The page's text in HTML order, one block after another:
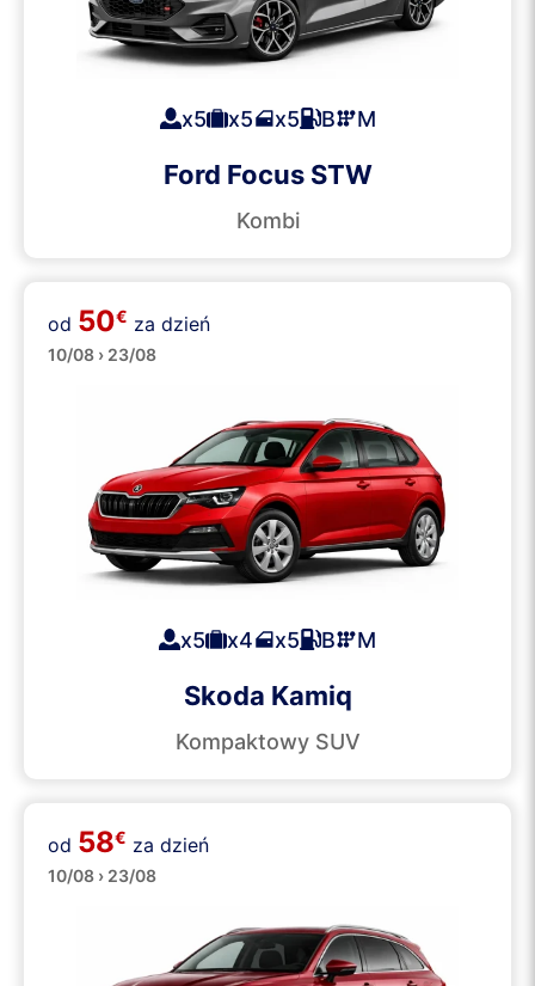
x5 x5 x5 B M
Ford Focus STW
Kombi
SUV-y
od 50€ za dzień
10/08 › 23/08
x5 x4 x5 B M
Skoda Kamiq
Kompaktowy SUV
SUV-y
od 58€ za dzień
10/08 › 23/08